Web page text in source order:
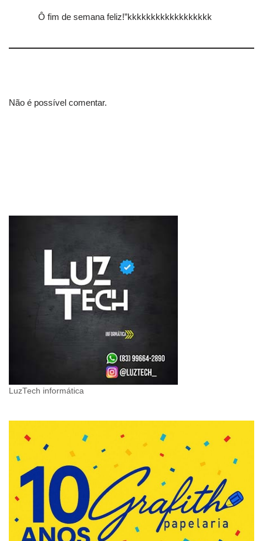
Ô fim de semana feliz!”kkkkkkkkkkkkkkkkkk
Não é possível comentar.
LuzTech informática